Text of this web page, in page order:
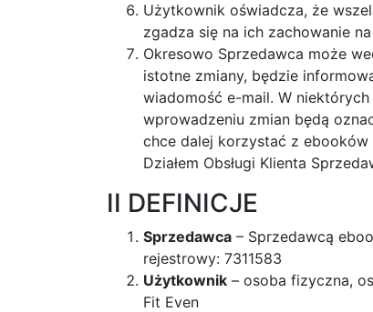
Użytkownik oświadcza, że
zgadza się na ich zachowanie
Okresowo Sprzedawca może
istotne zmiany, będzie
wiadomość e-mail. W
wprowadzeniu zmian będą
chce dalej korzystać z
Działem Obsługi Klienta
II DEFINICJE
Sprzedawca – Sprzedawcą
rejestrowy: 7311583
Użytkownik – osoba fizyczna,
Fit Even